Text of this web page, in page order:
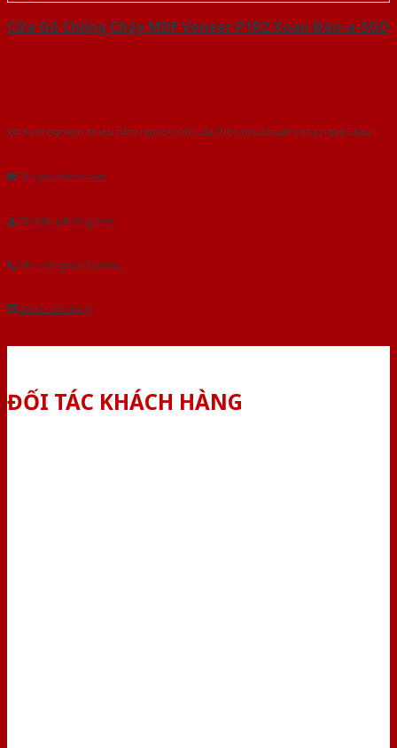
Cửa Gỗ Chống Cháy MDF Veneer P1R2 Xoan Đào-a-SGD
Với kinh nghiệm nhiêu năm nghiên cứu cửa theo tiêu chuẩn công nghệ Châu
Gửi yêu cầu tư vấn
Tải báo giá tổng hợp
Yêu cầu gọi lại (3 phút)
Dành cho đại lý
ĐỐI TÁC KHÁCH HÀNG